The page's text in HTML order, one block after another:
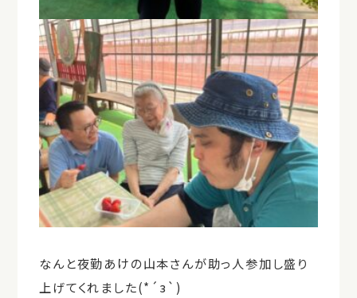
なんと夜勤あけの山本さんが助っ人参加し盛り
上げてくれました(*´з`)